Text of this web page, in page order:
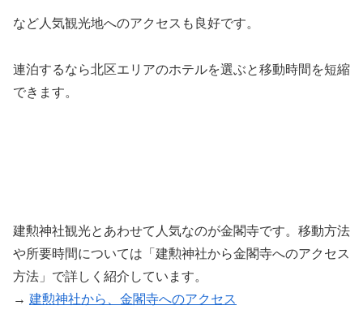
など人気観光地へのアクセスも良好です。
連泊するなら北区エリアのホテルを選ぶと移動時間を短縮
できます。
建勲神社観光とあわせて人気なのが金閣寺です。移動方法
や所要時間については「建勲神社から金閣寺へのアクセス
方法」で詳しく紹介しています。
→ 建勲神社から、金閣寺へのアクセス